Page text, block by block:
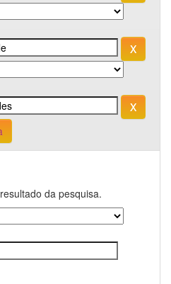
da pesquisa.